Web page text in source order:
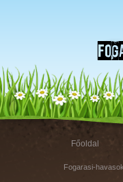
Főoldal
Fogarasi-